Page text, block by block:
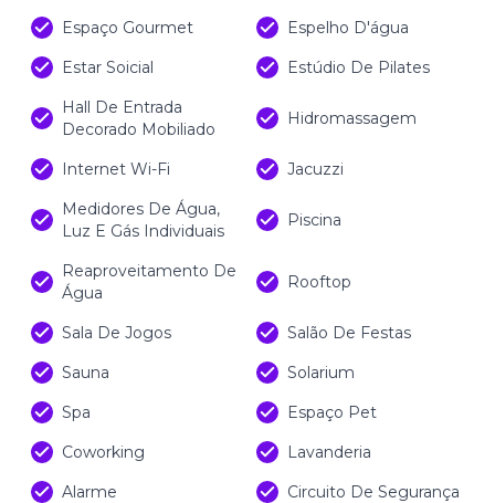
Espaço Gourmet
Espelho D'água
Estar Soicial
Estúdio De Pilates
Hall De Entrada
Decorado Mobiliado
Hidromassagem
Internet Wi-Fi
Jacuzzi
Medidores De Água,
Luz E Gás Individuais
Piscina
Reaproveitamento De
Água
Rooftop
Sala De Jogos
Salão De Festas
Sauna
Solarium
Spa
Espaço Pet
Coworking
Lavanderia
Alarme
Circuito De Segurança